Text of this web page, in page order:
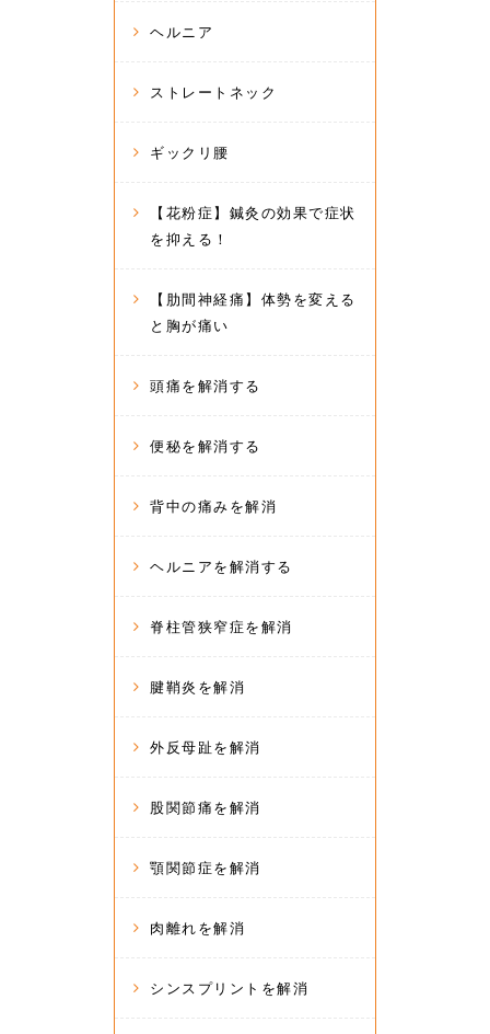
ヘルニア
ストレートネック
ギックリ腰
【花粉症】鍼灸の効果で症状
を抑える！
【肋間神経痛】体勢を変える
と胸が痛い
頭痛を解消する
便秘を解消する
背中の痛みを解消
ヘルニアを解消する
脊柱管狭窄症を解消
腱鞘炎を解消
外反母趾を解消
股関節痛を解消
顎関節症を解消
肉離れを解消
シンスプリントを解消